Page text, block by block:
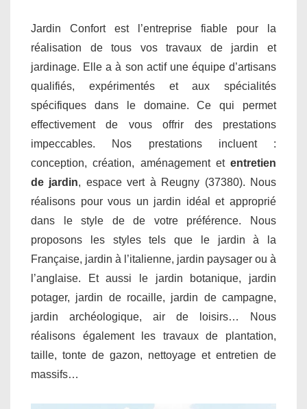
Jardin Confort est l’entreprise fiable pour la
réalisation de tous vos travaux de jardin et
jardinage. Elle a à son actif une équipe d’artisans
qualifiés, expérimentés et aux spécialités
spécifiques dans le domaine. Ce qui permet
effectivement de vous offrir des prestations
impeccables. Nos prestations incluent :
conception, création, aménagement et entretien
de jardin, espace vert à Reugny (37380). Nous
réalisons pour vous un jardin idéal et approprié
dans le style de de votre préférence. Nous
proposons les styles tels que le jardin à la
Française, jardin à l’italienne, jardin paysager ou à
l’anglaise. Et aussi le jardin botanique, jardin
potager, jardin de rocaille, jardin de campagne,
jardin archéologique, air de loisirs… Nous
réalisons également les travaux de plantation,
taille, tonte de gazon, nettoyage et entretien de
massifs…